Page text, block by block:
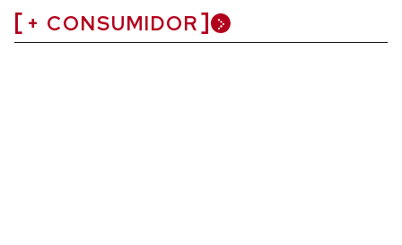
+ CONSUMIDOR